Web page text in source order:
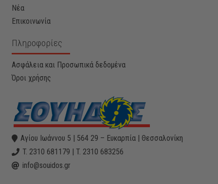
Νέα
Επικοινωνία
Πληροφορίες
Ασφάλεια και Προσωπικά δεδομένα
Όροι χρήσης
Αγίου Ιωάννου 5 | 564 29 – Ευκαρπία | Θεσσαλονίκη
T. 2310 681179 | T. 2310 683256
info@souidos.gr